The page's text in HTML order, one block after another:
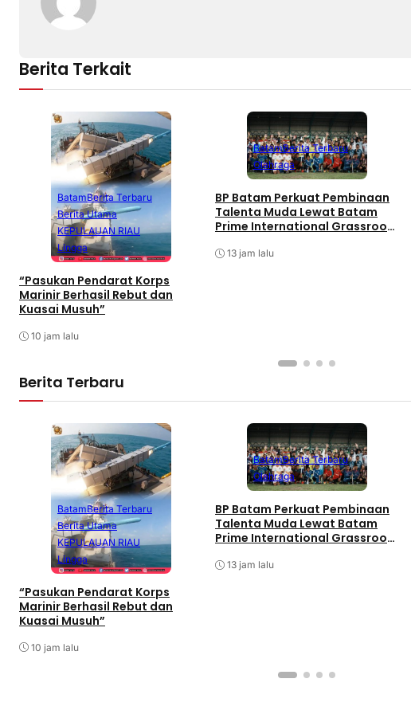
Berita Terkait
BatamBerita Terbaru
Berita Utama
KEPULAUAN RIAU
Lingga
“Pasukan Pendarat Korps
Marinir Berhasil Rebut dan
Kuasai Musuh”
10 jam lalu
BatamBerita Terbaru
Olahraga
BP Batam Perkuat Pembinaan
Talenta Muda Lewat Batam
Prime International Grassroot
13 jam lalu
Berita Terbaru
BatamBerita Terbaru
Berita Utama
KEPULAUAN RIAU
Lingga
“Pasukan Pendarat Korps
Marinir Berhasil Rebut dan
Kuasai Musuh”
10 jam lalu
BatamBerita Terbaru
Olahraga
BP Batam Perkuat Pembinaan
Talenta Muda Lewat Batam
Prime International Grassroot
13 jam lalu